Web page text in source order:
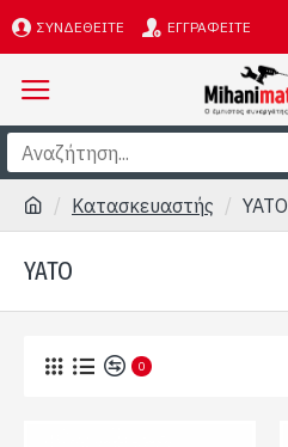
ΣΥΝΔΕΘΕΊΤΕ ΕΓΓΡΑΦΕΊΤΕ
Κατασκευαστής YATO
YATO
0